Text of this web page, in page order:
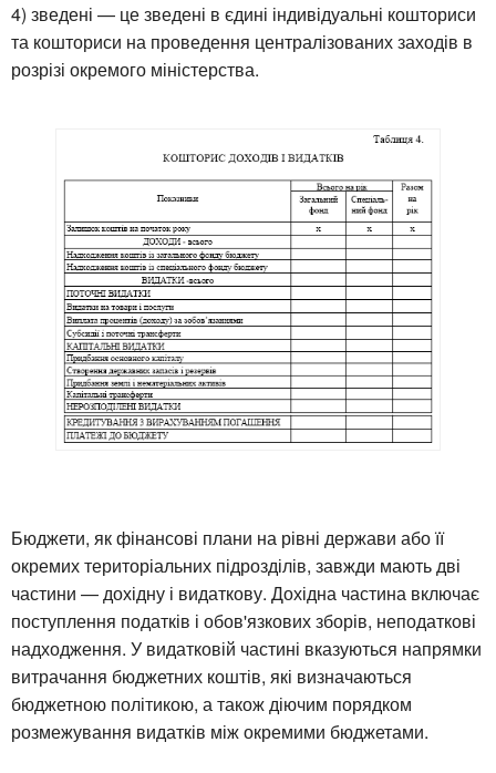
4) зведені — це зведені в єдині індивідуальні кошториси
та кошториси на проведення централізованих заходів в
розрізі окремого міністерства.
Бюджети, як фінансові плани на рівні держави або її
окремих територіальних підрозділів, завжди мають дві
частини — дохідну і видаткову. Дохідна частина включає
поступлення податків і обов'язкових зборів, неподаткові
надходження. У видатковій частині вказуються напрямки
витрачання бюджетних коштів, які визначаються
бюджетною політикою, а також діючим порядком
розмежування видатків між окремими бюджетами.